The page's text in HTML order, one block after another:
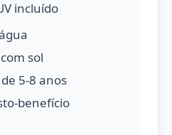
incluído
sol
5-8 anos
benefício